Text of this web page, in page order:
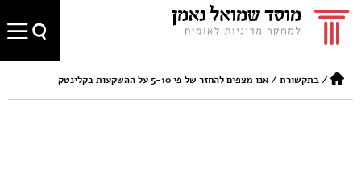
/בתקשורת /אנו מצפים להחזר של פי 5-10 על ההשקעות בקלינטק